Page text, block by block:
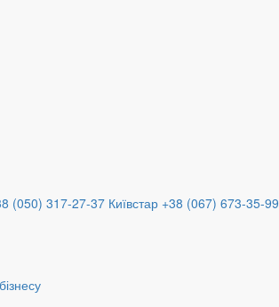
(050) 317-27-37 Київстар +38 (067) 673-35-99